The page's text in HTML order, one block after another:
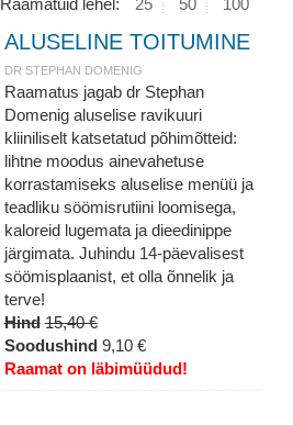
Raamatuid lehel: 25 50 100
ALUSELINE TOITUMINE
DR STEPHAN DOMENIG
Raamatus jagab dr Stephan
Domenig aluselise ravikuuri
kliiniliselt katsetatud põhimõtteid:
lihtne moodus ainevahetuse
korrastamiseks aluselise menüü ja
teadliku söömisrutiini loomisega,
kaloreid lugemata ja dieedinippe
järgimata. Juhindu 14-päevalisest
söömisplaanist, et olla õnnelik ja
terve!
Hind 15,40 €
Soodushind 9,10 €
Raamat on läbimüüdud!